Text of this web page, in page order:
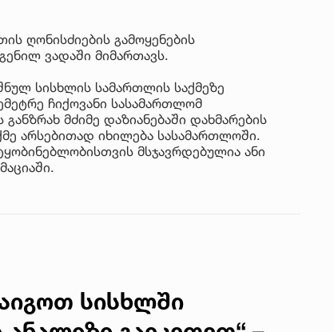
ღონისძიების გამოყენების
ვადაში მიმართავს.
სისხლის სამართლის საქმეზე
ჩიქოვანი სასამართლომ
მძიმე დაზიანებაში დახმარების
არსებითად იხილება სასამართლოში.
მსჯავრდებულია ანი
სისხლში